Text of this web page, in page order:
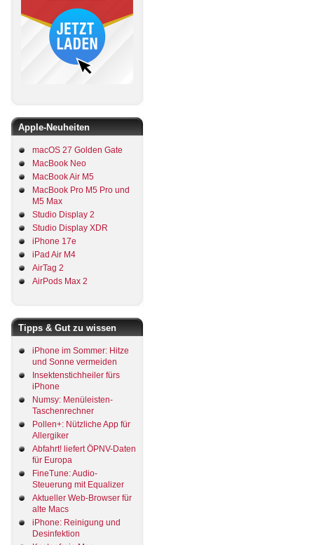
Apple-Neuheiten
macOS 27 Golden Gate
MacBook Neo
MacBook Air M5
MacBook Pro M5 Pro und
M5 Max
Studio Display 2
Studio Display XDR
iPhone 17e
iPad Air M4
AirTag 2
AirPods Max 2
Tipps & Gut zu wissen
iPhone im Sommer: Hitze
und Sonne vermeiden
Insektenstichheiler fürs
iPhone
Numsy: Menüleisten-
Taschenrechner
Pollen+: Nützliche App für
Allergiker
Abfahrt! liefert ÖPNV-Daten
für Europa
FineTune: Audio-
Steuerung mit Equalizer
Aktueller Web-Browser für
alte Macs
iPhone: Reinigung und
Desinfektion